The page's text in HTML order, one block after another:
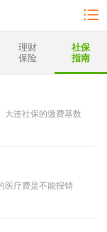
理财
保险
社保
指南
大连社保的缴费基数
医疗费是不能报销